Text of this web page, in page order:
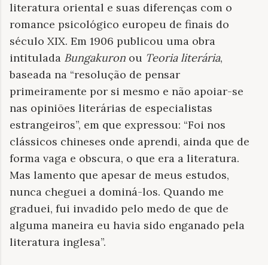
literatura oriental e suas diferenças com o
romance psicológico europeu de finais do
século XIX. Em 1906 publicou uma obra
intitulada Bungakuron ou Teoria literária,
baseada na “resolução de pensar
primeiramente por si mesmo e não apoiar-se
nas opiniões literárias de especialistas
estrangeiros”, em que expressou: “Foi nos
clássicos chineses onde aprendi, ainda que de
forma vaga e obscura, o que era a literatura.
Mas lamento que apesar de meus estudos,
nunca cheguei a dominá-los. Quando me
graduei, fui invadido pelo medo de que de
alguma maneira eu havia sido enganado pela
literatura inglesa”.